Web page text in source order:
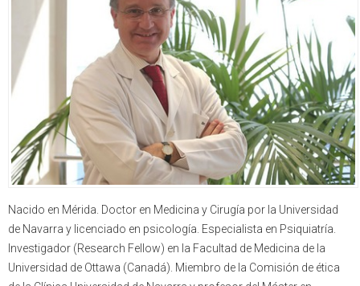
Nacido en Mérida. Doctor en Medicina y Cirugía por la Universidad
de Navarra y licenciado en psicología. Especialista en Psiquiatría.
Investigador (Research Fellow) en la Facultad de Medicina de la
Universidad de Ottawa (Canadá). Miembro de la Comisión de ética